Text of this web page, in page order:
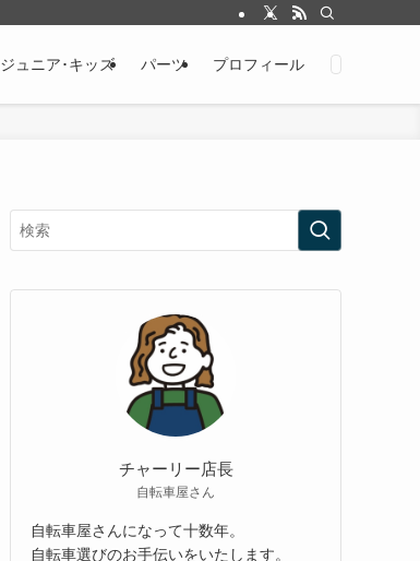
ジュニア･キッズ パーツ プロフィール
チャーリー店長
自転車屋さん
自転車屋さんになって十数年。
自転車選びのお手伝いをいたします。